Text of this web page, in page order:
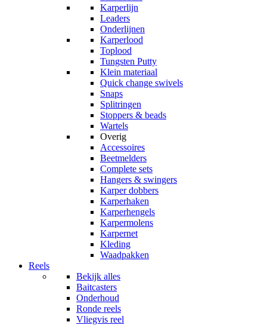
Karperlijn
Leaders
Onderlijnen
Karperlood
Toplood
Tungsten Putty
Klein materiaal
Quick change swivels
Snaps
Splitringen
Stoppers & beads
Wartels
Overig
Accessoires
Beetmelders
Complete sets
Hangers & swingers
Karper dobbers
Karperhaken
Karperhengels
Karpermolens
Karpernet
Kleding
Waadpakken
Reels
Bekijk alles
Baitcasters
Onderhoud
Ronde reels
Vliegvis reel